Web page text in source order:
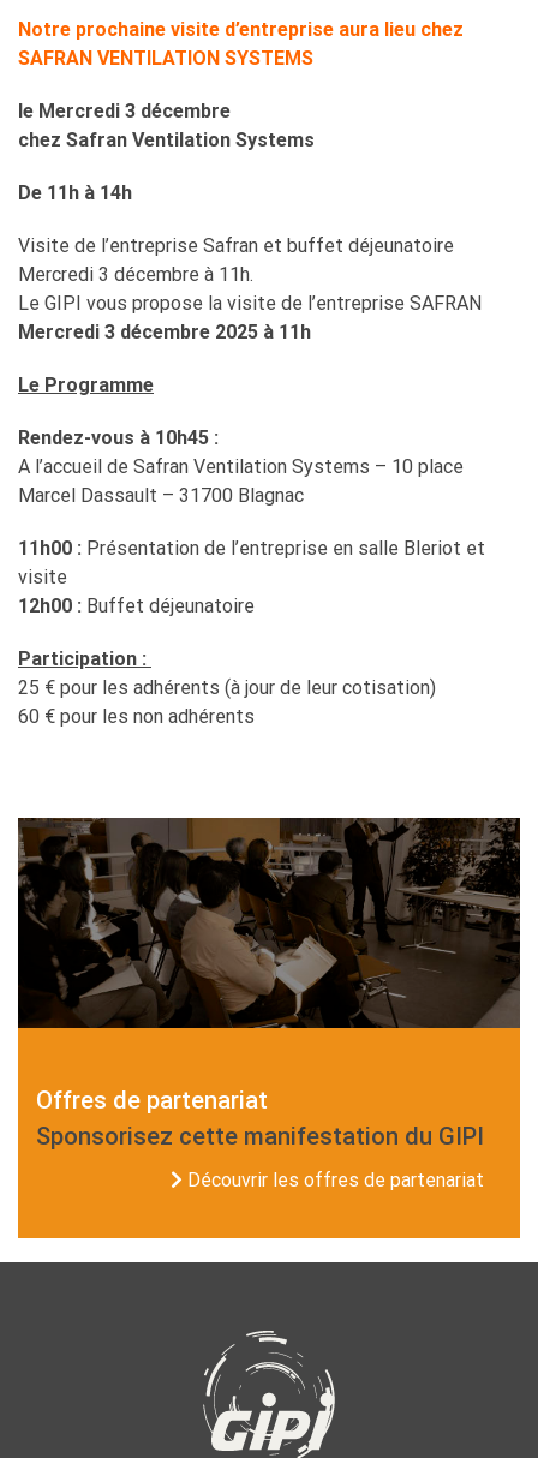
Notre prochaine visite d’entreprise aura lieu chez
SAFRAN VENTILATION SYSTEMS
le Mercredi 3 décembre
chez Safran Ventilation Systems
De 11h à 14h
Visite de l’entreprise Safran et buffet déjeunatoire
Mercredi 3 décembre à 11h.
Le GIPI vous propose la visite de l’entreprise SAFRAN
Mercredi 3 décembre 2025 à 11h
Le Programme
Rendez-vous à 10h45 :
A l’accueil de Safran Ventilation Systems – 10 place
Marcel Dassault – 31700 Blagnac
11h00 : Présentation de l’entreprise en salle Bleriot et
visite
12h00 : Buffet déjeunatoire
Participation :
25 € pour les adhérents (à jour de leur cotisation)
60 € pour les non adhérents
Offres de partenariat
Sponsorisez cette manifestation du GIPI
Découvrir les offres de partenariat